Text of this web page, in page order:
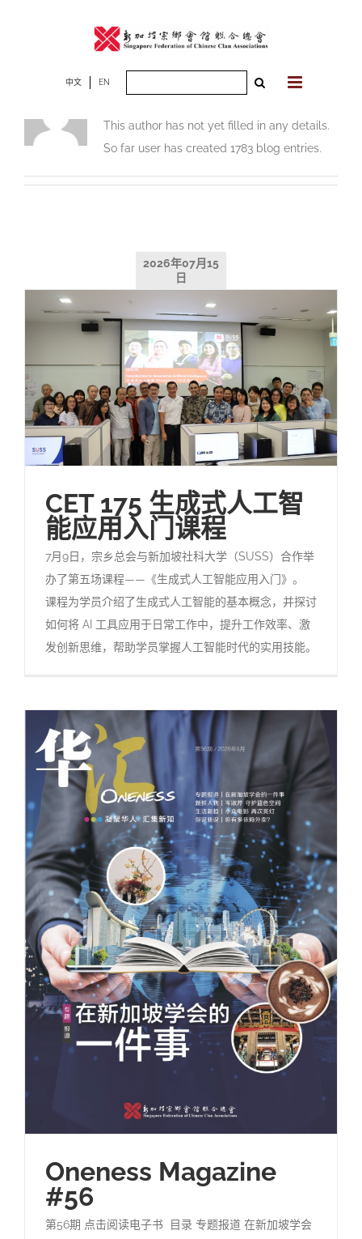
中文 EN
AboutUser
This author has not yet filled in any details.
So far user has created 1783 blog entries.
2026年07月15
日
CET 175 生成式人工智
能应用入门课程
7月9日，宗乡总会与新加坡社科大学（SUSS）合作举
办了第五场课程——《生成式人工智能应用入门》。
课程为学员介绍了生成式人工智能的基本概念，并探讨
如何将 AI 工具应用于日常工作中，提升工作效率、激
发创新思维，帮助学员掌握人工智能时代的实用技能。
Oneness Magazine
#56
第56期 点击阅读电子书 目录 专题报道 在新加坡学会